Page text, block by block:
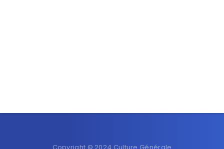
Copyright © 2024 Culture Générale